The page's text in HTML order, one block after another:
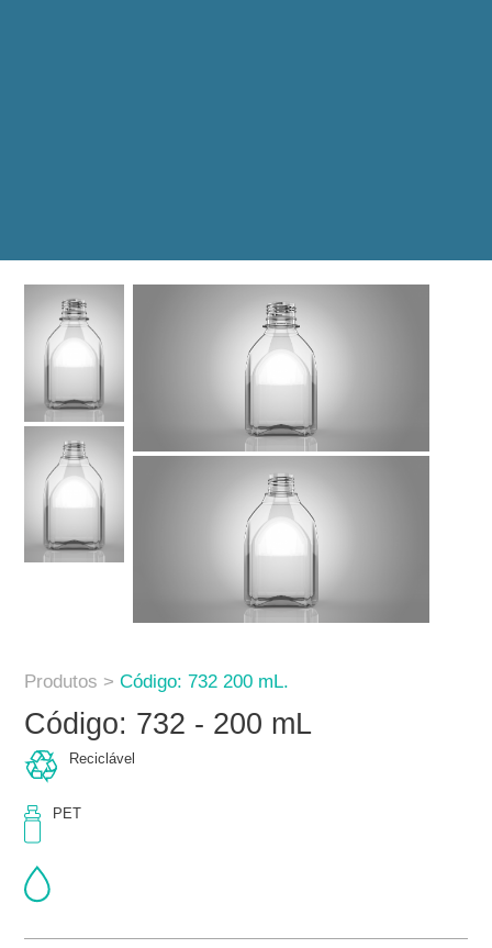
Produtos >Código: 732 200 mL.
Código: 732 - 200 mL
Reciclável
PET